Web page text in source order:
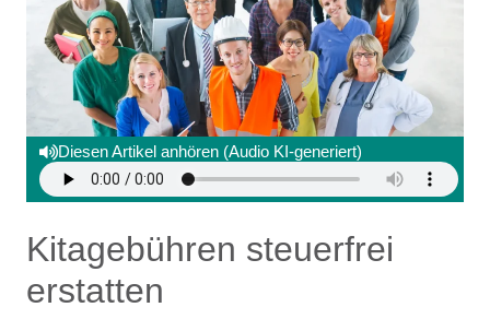
Diesen Artikel anhören (Audio KI-generiert)
Kitagebühren steuerfrei
erstatten